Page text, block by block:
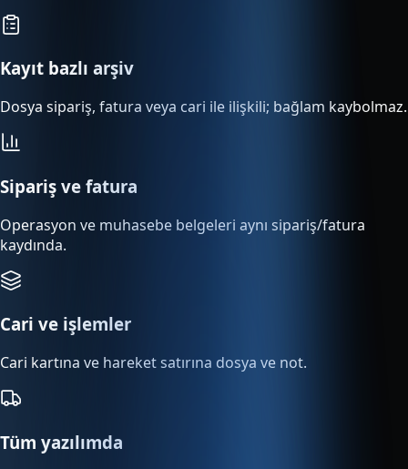
Kayıt bazlı arşiv
Dosya sipariş, fatura veya cari ile ilişkili; bağlam kaybolmaz.
Sipariş ve fatura
Operasyon ve muhasebe belgeleri aynı sipariş/fatura
kaydında.
Cari ve işlemler
Cari kartına ve hareket satırına dosya ve not.
Tüm yazılımda